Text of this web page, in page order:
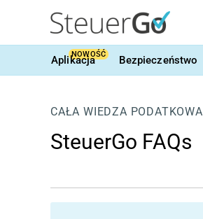
Aplikacja
NOWOŚĆ Bezpieczeństwo
CAŁA WIEDZA PODATKOWA
SteuerGo FAQs